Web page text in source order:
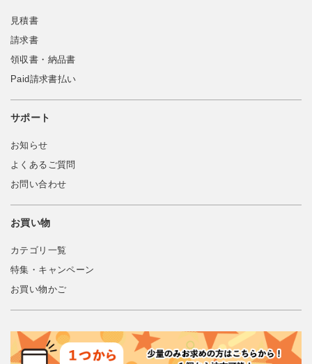
見積書
請求書
領収書・納品書
Paid請求書払い
サポート
お知らせ
よくあるご質問
お問い合わせ
お買い物
カテゴリ一覧
特集・キャンペーン
お買い物かご